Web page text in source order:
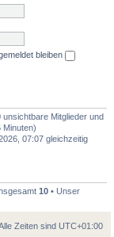
bleiben
unsichtbare Mitglieder und
Minuten)
07:07 gleichzeitig
10 • Unser
Zeiten sind UTC+01:00